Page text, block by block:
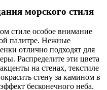
морского стиля
стиле особое внимание
палитре. Нежные
отлично подходят для
Распределите эти цвета
на стенах, текстиле
стену за камином в
бесконечного неба.